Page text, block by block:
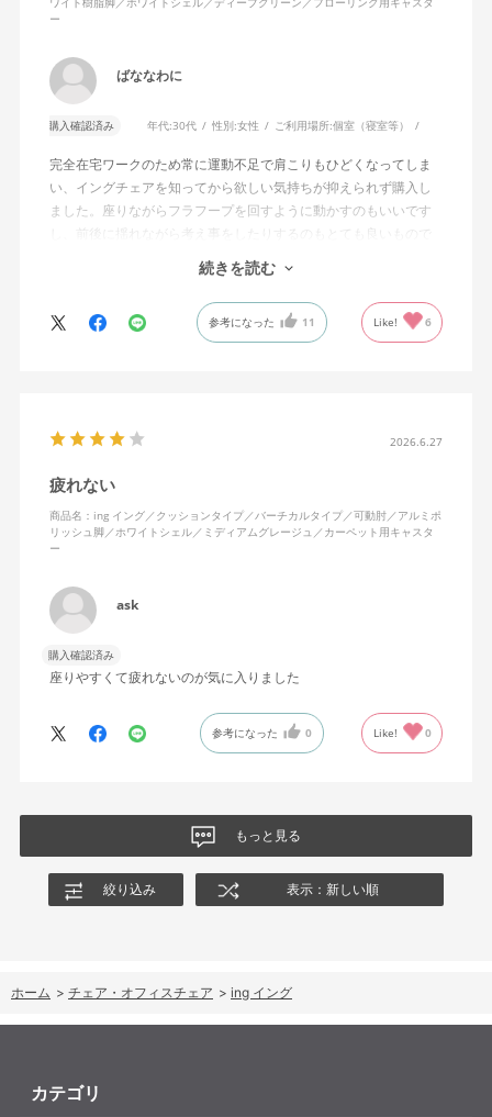
ー
ばななわに
購入確認済み 年代:30代 性別:女性 ご利用場所:個室（寝室等）
完全在宅ワークのため常に運動不足で肩こりもひどくなってしま
い、イングチェアを知ってから欲しい気持ちが抑えられず購入し
ました。座りながらフラフープを回すように動かすのもいいです
し、前後に揺れながら考え事をしたりするのもとても良いもので
す。カチャカチャ音が鳴るわけではないのですが、オフィスで揺
れてばっかだと怒られそうですが、自宅なら何も気にせずに使え
特に前後に揺らす時にヘッドレストありで購入して良かったと思
えます。揺れを止める機能もちゃんとあります。
続きを読む
参考になった 11 Like! 6
2026.6.27
疲れない
商品名：ing イング／クッションタイプ／バーチカルタイプ／可動肘／アルミポ
リッシュ脚／ホワイトシェル／ミディアムグレージュ／カーペット用キャスタ
ー
ask
購入確認済み
座りやすくて疲れないのが気に入りました
参考になった 0 Like! 0
もっと見る
絞り込み 表示：新しい順
ホーム > チェア・オフィスチェア > ing イング
カテゴリ